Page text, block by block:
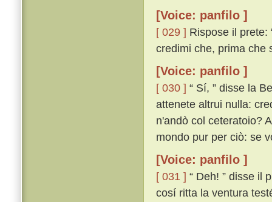
[Voice: panfilo ]
[ 029 ] Rispose il prete:
credimi che, prima che
[Voice: panfilo ]
[ 030 ] “ Sí, ” disse la
attenete altrui nulla:
n'andò col ceteratoio?
mondo pur per ciò: se
[Voice: panfilo ]
[ 031 ] “ Deh! ” disse il
cosí ritta la ventura